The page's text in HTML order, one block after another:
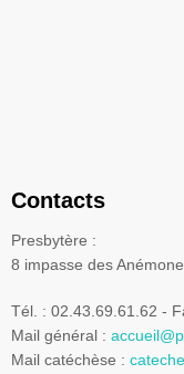
Contacts
Presbytère :
8 impasse des
Tél. : 02.43.69.61.62 -
Mail général :
Mail catéchèse :